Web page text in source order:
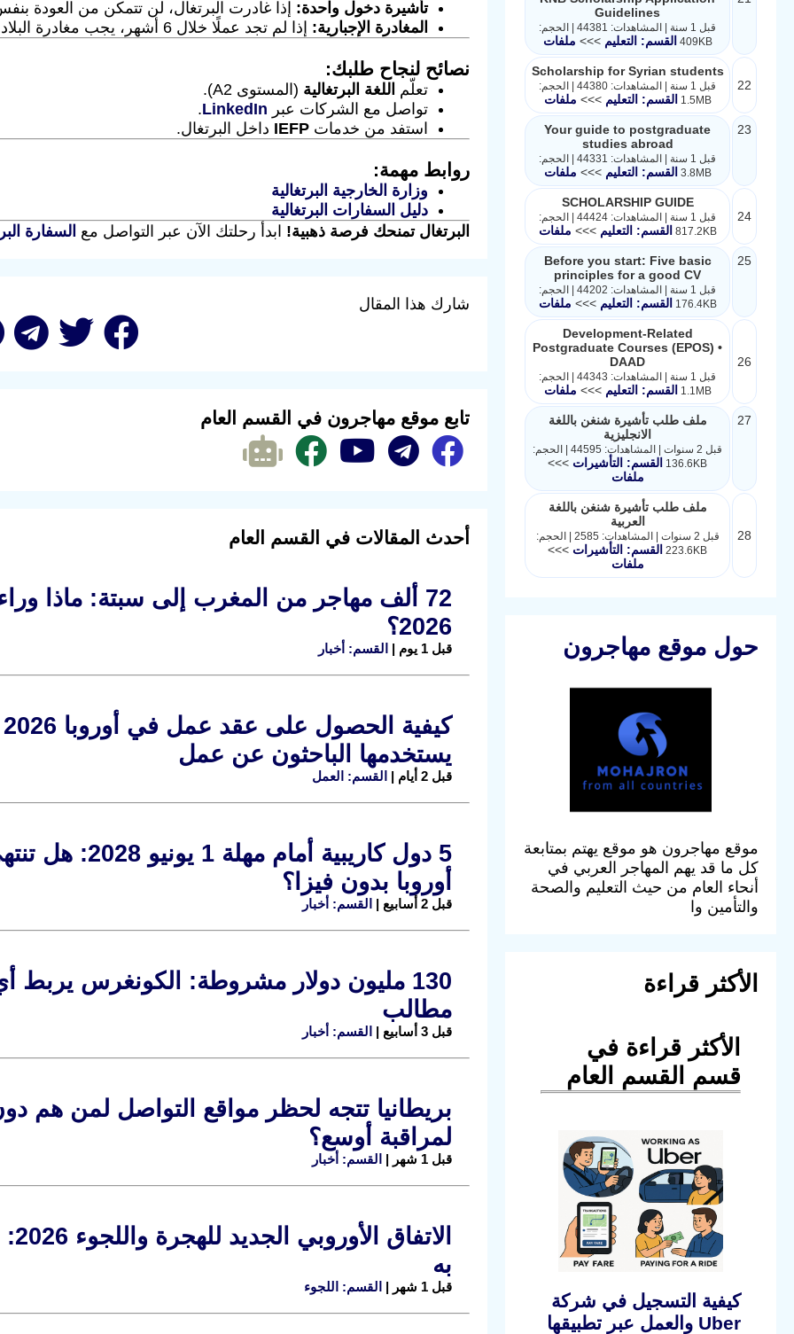
تأشيرة دخول واحدة: إذا غادرت البرتغال، لن تتمكن من العودة
المغادرة الإجبارية: إذا لم تجد عملًا خلال 6 أشهر، يجب مغادرة البلاد.
نصائح لنجاح طلبك:
تعلّم اللغة البرتغالية (المستوى A2).
تواصل مع الشركات عبر LinkedIn
.
استفد من خدمات IEFP داخل البرتغال.
روابط مهمة:
وزارة الخارجية البرتغالية
دليل السفارات البرتغالية
البرتغال تمنحك فرصة ذهبية! ابدأ رحلتك الآن عبر التواصل مع السفارة
شارك هذا المقال
تابع موقع مهاجرون في القسم العام
أحدث المقالات في القسم العام
72 ألف مهاجر من المغرب إلى سبتة: ماذا
2026؟
قبل 1 يوم | القسم: أخبار
يستخدمها الباحثون عن عمل
قبل 2 أيام | القسم: العمل
5 دول كاريبية
أوروبا بدون فيزا؟
قبل 2 أسابيع | القسم: أخبار
مطالب
قبل 3 أسابيع | القسم: أخبار
لمراقبة أوسع؟
قبل 1 شهر | القسم: أخبار
به
قبل 1 شهر | القسم: اللجوء
Guidelines
قبل 1 سنة | المشاهدات: 44381 | الحجم:
409KB القسم: التعليم>>> ملفات
22
Scholarship for Syrian students
قبل 1 سنة | المشاهدات: 44380 | الحجم:
1.5MB
القسم: التعليم>>> ملفات
23
Your guide to postgraduate
studies abroad
قبل 1 سنة | المشاهدات: 44331 | الحجم:
3.8MB القسم: التعليم>>> ملفات
24
SCHOLARSHIP GUIDE
قبل 1 سنة | المشاهدات: 44424 | الحجم:
817.2KB القسم: التعليم>>> ملفات
25
Before you start: Five basic
principles for a good CV
قبل 1 سنة | المشاهدات: 44202 | الحجم:
176.4KB
القسم: التعليم>>> ملفات
26
Development-Related
Postgraduate Courses (EPOS) •
DAAD
قبل 1 سنة | المشاهدات: 44343 | الحجم:
1.1MB
القسم: التعليم>>> ملفات
27
ملف طلب تأشيرة شنغن باللغة
الانجليزية
قبل 2 سنوات | المشاهدات: 44595 | الحجم:
136.6KB
القسم: التأشيرات >>>
ملفات
28
ملف طلب تأشيرة شنغن باللغة
العربية
قبل 2 سنوات | المشاهدات: 2585 | الحجم:
223.6KB القسم: التأشيرات >>>
ملفات
حول موقع مهاجرون
موقع مهاجرون هو موقع يهتم بمتابعة
كل ما قد يهم المهاجر العربي في
أنحاء العام من حيث التعليم والصحة
والتأمين وا
الأكثر قراءة
الأكثر قراءة في
قسم القسم العام
كيفية التسجيل في شركة
Uber والعمل عبر تطبيقها